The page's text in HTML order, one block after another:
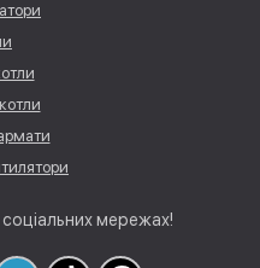
мережах!